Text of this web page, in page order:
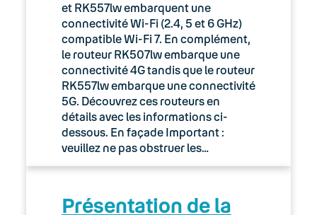
et RK557lw embarquent une
connectivité Wi-Fi (2.4, 5 et 6 GHz)
compatible Wi-Fi 7. En complément,
le routeur RK507lw embarque une
connectivité 4G tandis que le routeur
RK557lw embarque une connectivité
5G. Découvrez ces routeurs en
détails avec les informations ci-
dessous. En façade Important :
veuillez ne pas obstruer les…
Présentation de la